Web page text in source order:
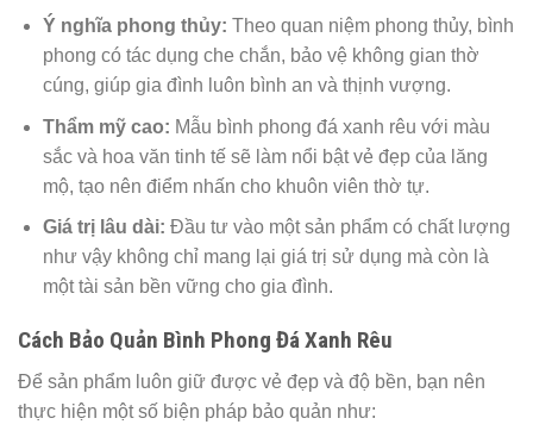
Ý nghĩa phong thủy: Theo quan niệm phong thủy, bình
phong có tác dụng che chắn, bảo vệ không gian thờ
cúng, giúp gia đình luôn bình an và thịnh vượng.
Thẩm mỹ cao: Mẫu bình phong đá xanh rêu với màu
sắc và hoa văn tinh tế sẽ làm nổi bật vẻ đẹp của lăng
mộ, tạo nên điểm nhấn cho khuôn viên thờ tự.
Giá trị lâu dài: Đầu tư vào một sản phẩm có chất lượng
như vậy không chỉ mang lại giá trị sử dụng mà còn là
một tài sản bền vững cho gia đình.
Cách Bảo Quản Bình Phong Đá Xanh Rêu
Để sản phẩm luôn giữ được vẻ đẹp và độ bền, bạn nên
thực hiện một số biện pháp bảo quản như: